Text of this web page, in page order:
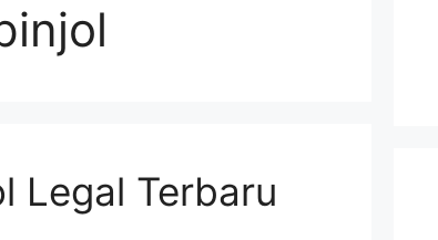
Legal Terbaru